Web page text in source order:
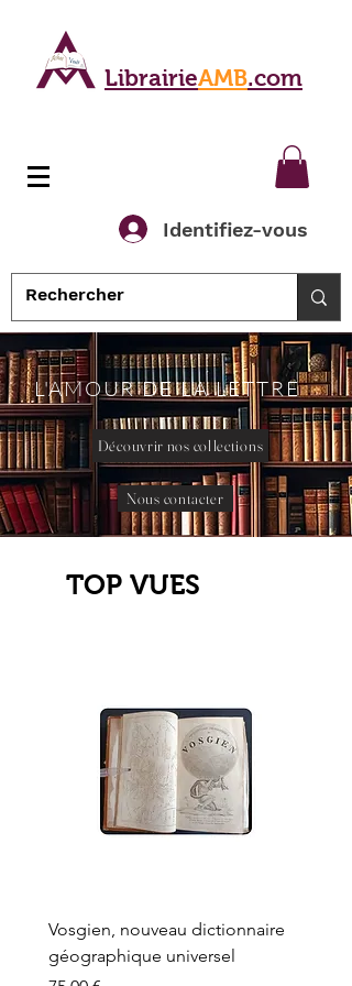
LibrairieAMB.com
Identifiez-vous
L'AMOUR DE LA LETTRE
Découvrir nos collections
Nous contacter
TOP VUES
Vosgien, nouveau dictionnaire
géographique universel